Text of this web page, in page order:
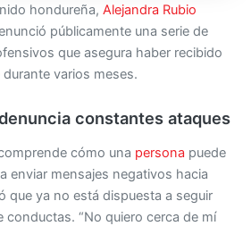
hondureña,Alejandra Rubio
públicamente una serie de
que asegura haber recibido
varios meses.
constantes ataques
cómo una persona puede
enviar mensajes negativos hacia
que ya no está dispuesta a seguir
conductas. “No quiero cerca de mí